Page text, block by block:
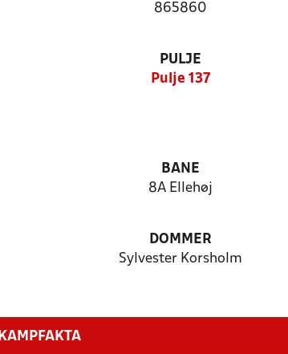
865860
PULJE
Pulje 137
BANE
8A Ellehøj
DOMMER
Sylvester Korsholm
KAMPFAKTA